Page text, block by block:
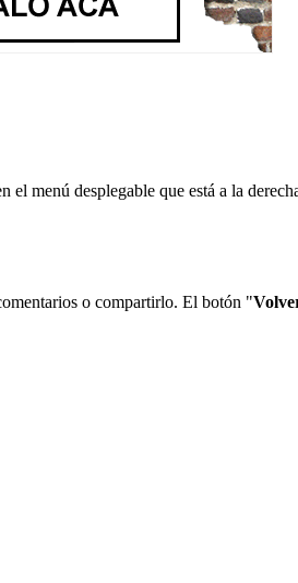
el menú desplegable que está a la
o compartirlo. El botón "